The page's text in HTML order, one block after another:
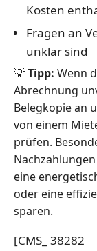
Kosten
Fragen an
unklar sind
💡Tipp: Wenn
Abrechnung
Belegkopie an
von einem
prüfen.
eine
oder eine
sparen.
[CMS_ 38282